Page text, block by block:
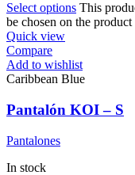
Select options This
be chosen on the product
Quick view
Compare
Add to wishlist
Caribbean Blue
Pantalón KOI – S
Pantalones
In stock